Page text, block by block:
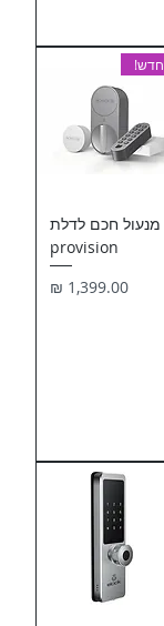
חדש!
מנעול חכם לדלת
provision
מחיר